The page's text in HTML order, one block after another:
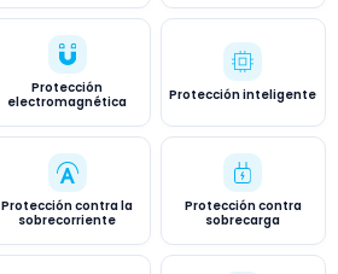
Protección
electromagnética
Protección inteligente
Protección contra la
sobrecorriente
Protección contra
sobrecarga